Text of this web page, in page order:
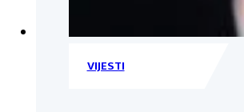
VIJESTI